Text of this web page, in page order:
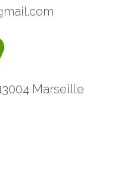
Marseille